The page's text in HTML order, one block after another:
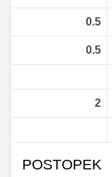
0.5
0.5
2
POSTOPEK